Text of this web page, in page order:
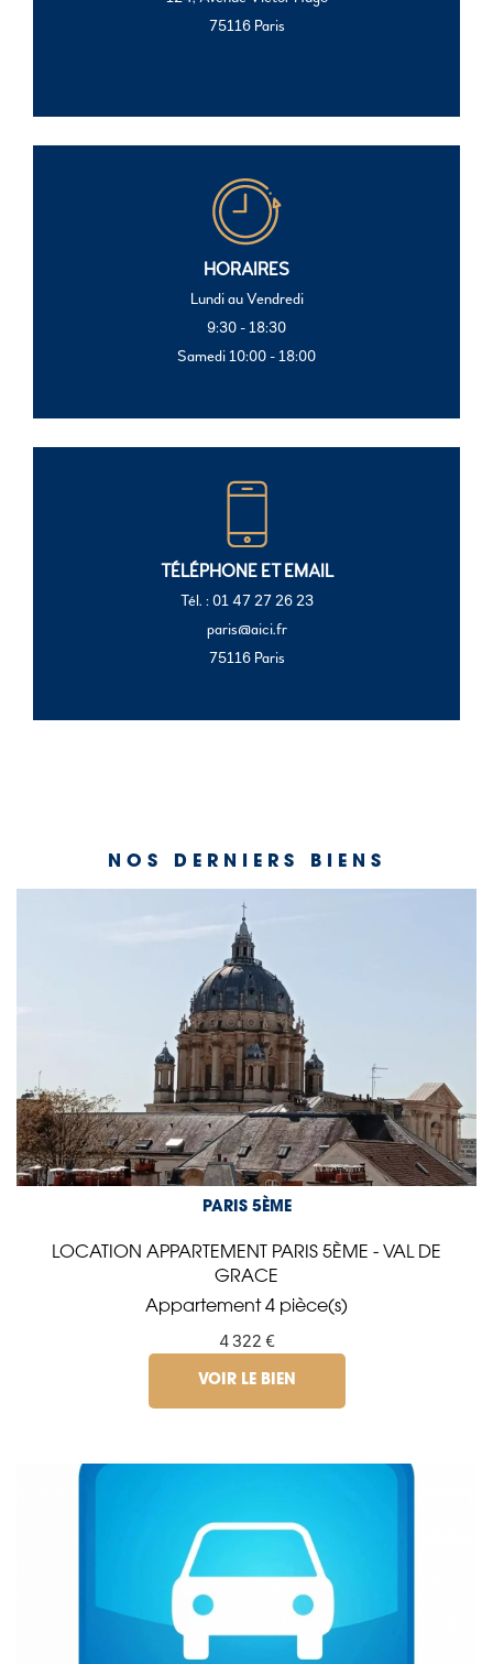
75116 Paris
HORAIRES
Lundi au Vendredi
9:30 - 18:30
Samedi 10:00 - 18:00
TÉLÉPHONE ET EMAIL
Tél. : 01 47 27 26 23
paris@aici.fr
75116 Paris
NOS DERNIERS BIENS
PARIS 5ÈME
LOCATION APPARTEMENT PARIS 5ÈME - VAL DE
GRACE
Appartement 4 pièce(s)
4 322 €
VOIR LE BIEN